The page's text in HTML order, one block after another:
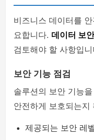
비즈니스 데이터를
요합니다. 데이터 보안
검토해야 할 사항입니
보안 기능 점검
솔루션의 보안 기능
안전하게 보호되는지
제공되는 보안 레